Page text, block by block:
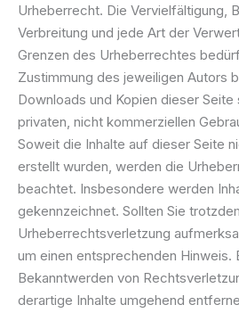
Urheberrecht. Die Vervielfältigung,
Verbreitung und jede Art der
Grenzen des Urheberrechtes
Zustimmung des jeweiligen Autors
Downloads und Kopien dieser Seite
privaten, nicht kommerziellen
Soweit die Inhalte auf dieser Seite
erstellt wurden, werden die
beachtet. Insbesondere werden
gekennzeichnet. Sollten Sie
Urheberrechtsverletzung
um einen entsprechenden Hinweis.
Bekanntwerden von
derartige Inhalte umgehend